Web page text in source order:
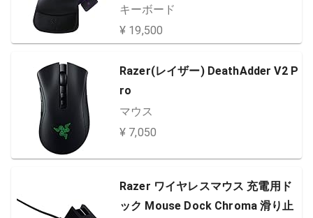
すべてをカスタマイズ可能 【日本
正規代理店保証品】 RZ07-031101
00-R3M1
キーボード
¥ 19,500
Razer(レイザー) DeathAdder V2 P
ro
マウス
¥ 7,050
Razer ワイヤレスマウス 充電用ド
ック Mouse Dock Chroma 滑り止